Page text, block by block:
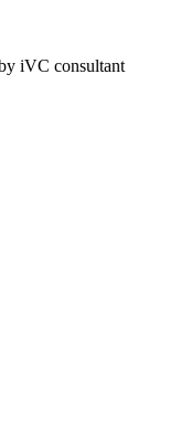
iVC consultant